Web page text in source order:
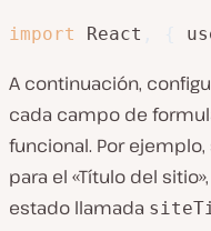
import React
A continuación,
cada campo de
funcional. Por
para el «Título del
estado llamada